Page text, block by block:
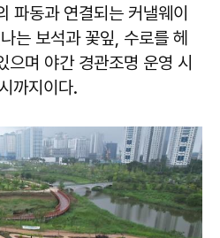
파동과 연결되는 커낼웨이
는 보석과 꽃잎, 수로를 헤
으며 야간 경관조명 운영 시
까지이다.